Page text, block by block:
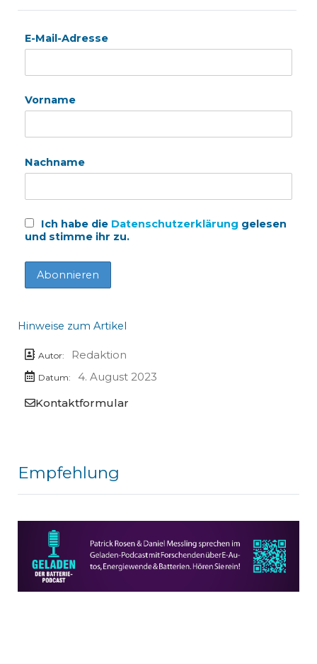
E-Mail-Adresse
Vorname
Nachname
Ich habe die Datenschutzerklärung gelesen
und stimme ihr zu.
Hinweise zum Artikel
Autor: Redaktion
Datum:
4. August 2023
Kontaktformular
Empfehlung